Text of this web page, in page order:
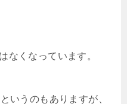
なくなっています。
いうのもありますが、